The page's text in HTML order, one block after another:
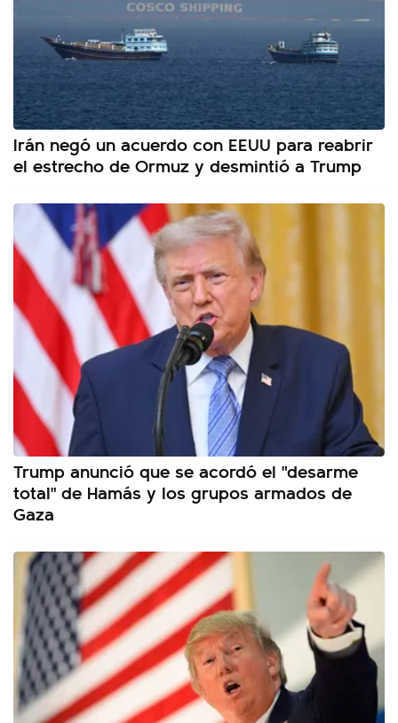
Irán negó un acuerdo con EEUU para reabrir
el estrecho de Ormuz y desmintió a Trump
Trump anunció que se acordó el "desarme
total" de Hamás y los grupos armados de
Gaza